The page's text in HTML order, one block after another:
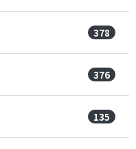
378
376
135